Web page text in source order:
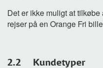
Det er ikke muligt at tilkøbe
rejser på en Orange Fri
2.2 Kundetyper